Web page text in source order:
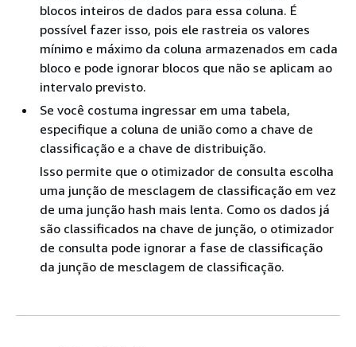
blocos inteiros de dados para essa coluna. É
possível fazer isso, pois ele rastreia os valores
mínimo e máximo da coluna armazenados em cada
bloco e pode ignorar blocos que não se aplicam ao
intervalo previsto.
Se você costuma ingressar em uma tabela,
especifique a coluna de união como a chave de
classificação e a chave de distribuição.
Isso permite que o otimizador de consulta escolha
uma junção de mesclagem de classificação em vez
de uma junção hash mais lenta. Como os dados já
são classificados na chave de junção, o otimizador
de consulta pode ignorar a fase de classificação
da junção de mesclagem de classificação.